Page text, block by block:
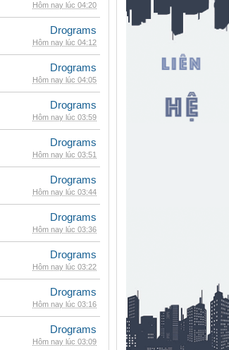
Hôm nay lúc 04:20
Drograms
Hôm nay lúc 04:12
Drograms
Hôm nay lúc 04:05
Drograms
Hôm nay lúc 03:59
Drograms
Hôm nay lúc 03:51
Drograms
Hôm nay lúc 03:44
Drograms
Hôm nay lúc 03:36
Drograms
Hôm nay lúc 03:22
Drograms
Hôm nay lúc 03:16
Drograms
Hôm nay lúc 03:09